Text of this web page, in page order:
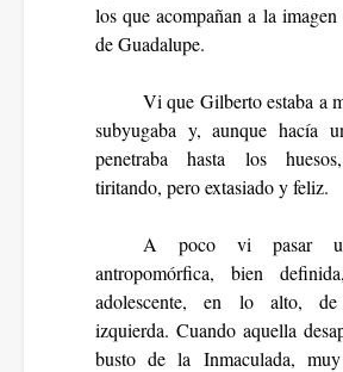
los que acompañan a la
de Guadalupe.
Vi que Gilberto estaba a
subyugaba y, aunque
penetraba hasta los
tiritando, pero extasiado y feliz.
A poco vi pasar
antropomórfica, bien
adolescente, en lo alto,
izquierda. Cuando aquella
busto de la Inmaculada,